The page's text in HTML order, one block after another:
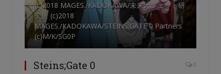
(c)2018 MAGES./KADOKAWA/未来ガジェット研
究所 (c)2018
MAGES./KADOKAWA/STEINS;GATE 0 Partners
(c)M/K/SG0P
Steins;Gate 0 0